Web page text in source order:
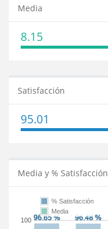
Media
8.15
Satisfacción
95.01
Media y % Satisfacción
100
% Satisfacción
Media